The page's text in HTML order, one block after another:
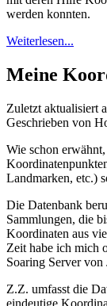
werden konnten.
Weiterlesen...
Meine
Zuletzt aktualisiert
Geschrieben von
Wie schon
Landmarken, etc.)
Die Datenbank
Sammlungen, die
Koordinaten aus
Zeit habe ich mich
Soaring Server
Z.Z. umfasst die
eindeutige